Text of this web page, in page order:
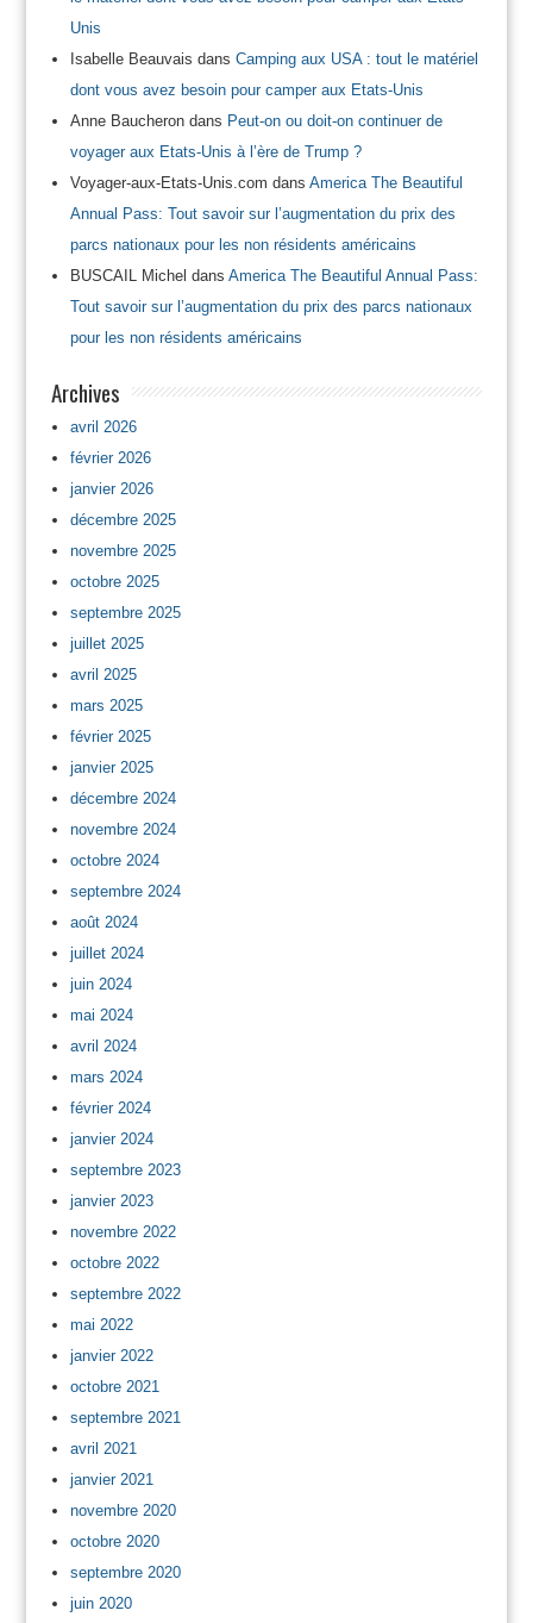
Unis
Isabelle Beauvais dans Camping aux USA : tout le matériel
dont vous avez besoin pour camper aux Etats-Unis
Anne Baucherondans Peut-on ou doit-on continuer de
voyager aux Etats-Unis à l’ère de Trump ?
Voyager-aux-Etats-Unis.com dans America The Beautiful
Annual Pass: Tout savoir sur l’augmentation du prix des
parcs nationaux pour les non résidents américains
BUSCAIL Michel dans America The Beautiful Annual Pass:
Tout savoir sur l’augmentation du prix des parcs nationaux
pour les non résidents américains
Archives
avril 2026
février 2026
janvier 2026
décembre 2025
novembre 2025
octobre 2025
septembre 2025
juillet 2025
avril 2025
mars 2025
février 2025
janvier 2025
décembre 2024
novembre 2024
octobre 2024
septembre 2024
août 2024
juillet 2024
juin 2024
mai 2024
avril 2024
mars 2024
février 2024
janvier 2024
septembre 2023
janvier 2023
novembre 2022
octobre 2022
septembre 2022
mai 2022
janvier 2022
octobre 2021
septembre 2021
avril 2021
janvier 2021
novembre 2020
octobre 2020
septembre 2020
juin 2020